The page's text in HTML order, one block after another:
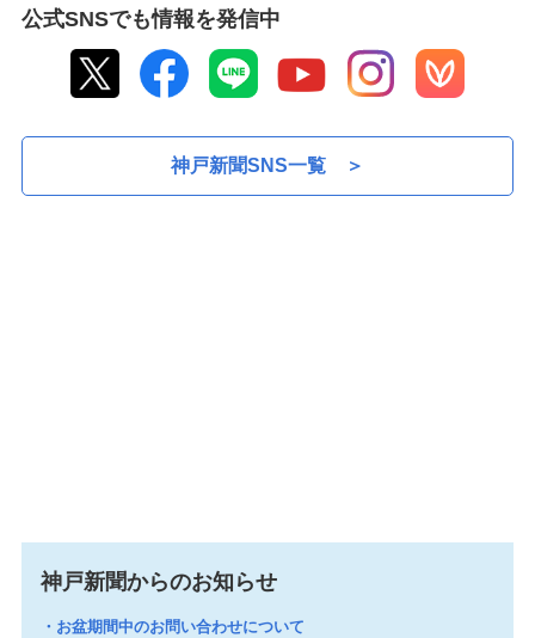
畿中学総体へ 「家族への感謝をプレーに」
筆文字と菓子で心も体も和む店に 母と娘、柏原の元
電器店改装しオープン 世代超え、ほっこりと
議所が開催 初日は介護現場に10人訪問
05:10
公式SNSでも情報を発信中
神戸新聞SNS一覧 ＞
神戸新聞からのお知らせ
お盆期間中のお問い合わせについて